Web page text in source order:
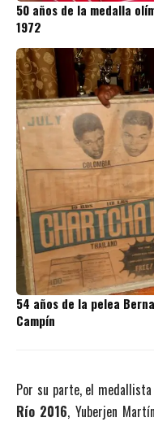
50 años de la medalla
1972
54 años de la pelea
Campín
Por su parte, el
Río 2016, Yuberjen